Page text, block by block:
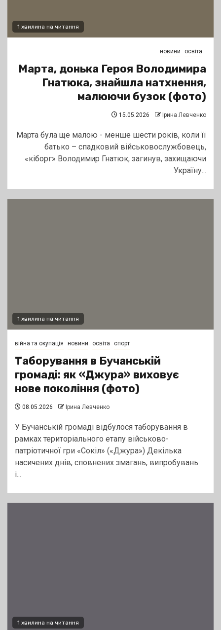
1 хвилина на читання
новини освіта
Марта, донька Героя Володимира
Гнатюка, знайшла натхнення,
малюючи бузок (фото)
15.05.2026 Ірина Левченко
Марта була ще малою - менше шести років, коли її
батько – спадковий військовослужбовець,
«кіборг» Володимир Гнатюк, загинув, захищаючи
Україну...
1 хвилина на читання
війна та окупація новини освіта спорт
Таборування в Бучанській
громаді: як «Джура» виховує
нове покоління (фото)
08.05.2026 Ірина Левченко
У Бучанській громаді відбулося таборування в
рамках територіального етапу військово-
патріотичної гри «Сокіл» («Джура») Декілька
насичених днів, сповнених змагань, випробувань
і...
1 хвилина на читання